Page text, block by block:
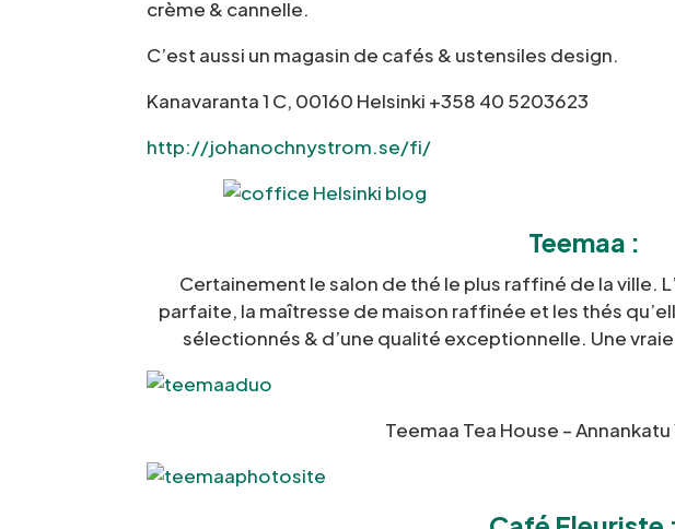
crème & cannelle.
C’est aussi un magasin de cafés & ustensiles design.
Kanavaranta 1 C, 00160 Helsinki +358 40 5203623
http://johanochnystrom.se/fi/
Teemaa :
Certainement le salon de thé le plus raffiné de la ville.
parfaite, la maîtresse de maison raffinée et les thés
sélectionnés & d’une qualité exceptionnelle. Une
Teemaa Tea House – Annankatu